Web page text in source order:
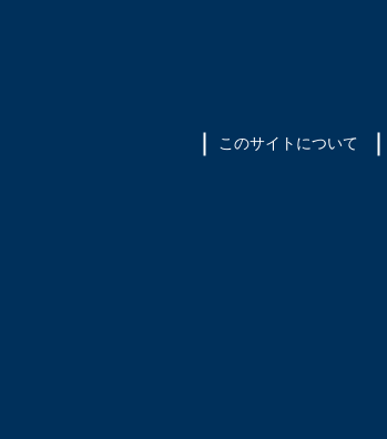
このサイトについて